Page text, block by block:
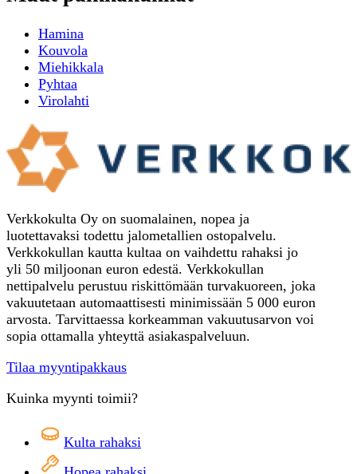
Hamina
Kouvola
Miehikkala
Pyhtaa
Virolahti
Verkkokulta Oy on suomalainen, nopea ja
luotettavaksi todettu jalometallien ostopalvelu.
Verkkokullan kautta kultaa on vaihdettu rahaksi jo
yli 50 miljoonan euron edestä. Verkkokullan
nettipalvelu perustuu riskittömään turvakuoreen, joka
vakuutetaan automaattisesti minimissään 5 000 euron
arvosta. Tarvittaessa korkeamman vakuutusarvon voi
sopia ottamalla yhteyttä asiakaspalveluun.
Tilaa myyntipakkaus
Kuinka myynti toimii?
Kulta rahaksi